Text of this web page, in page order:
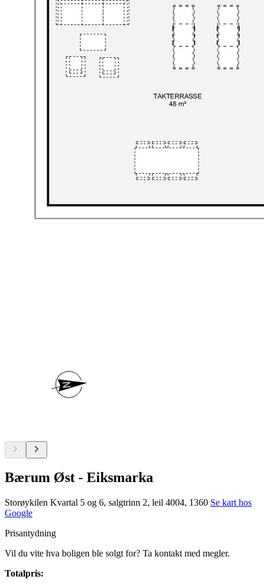
Bærum Øst - Eiksmarka
Storøykilen Kvartal 5 og 6, salgtrinn 2, leil 4004, 1360 Se kart hos
Google
Prisantydning
Vil du vite hva boligen ble solgt for? Ta kontakt med megler.
Totalpris: